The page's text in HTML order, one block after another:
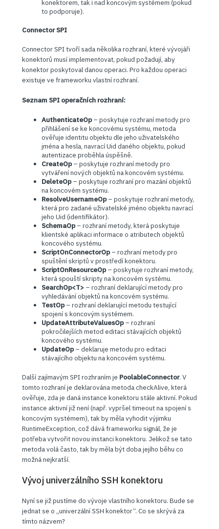
konektorem, tak i nad koncovým systémem (pokud
to podporuje).
Connector SPI
Connector SPI tvoří sada několika rozhraní, které vývojáři
konektorů musí implementovat, pokud požadují, aby
konektor poskytoval danou operaci. Pro každou operaci
existuje ve frameworku vlastní rozhraní.
Seznam SPI operačních rozhraní:
AuthenticateOp– poskytuje rozhraní metody pro
přihlášení se ke koncovému systému, metoda
ověřuje identitu objektu dle jeho uživatelského
jména a hesla, navrací Uid daného objektu, pokud
autentizace proběhla úspěšně.
CreateOp– poskytuje rozhraní metody pro
vytváření nových objektů na koncovém systému.
DeleteOp– poskytuje rozhraní pro mazání objektů
na koncovém systému.
ResolveUsernameOp– poskytuje rozhraní metody,
která pro zadané uživatelské jméno objektu navrací
jeho Uid (identifikátor).
SchemaOp– rozhraní metody, která poskytuje
klientské aplikaci informace o atributech objektů
koncového systému.
ScriptOnConnectorOp– rozhraní metody pro
spuštění skriptů v prostředí konektoru.
ScriptOnResourceOp– poskytuje rozhraní metody,
která spouští skripty na koncovém systému.
SearchOp<T> – rozhraní deklarující metody pro
vyhledávání objektů na koncovém systému.
TestOp– rozhraní deklarující metodu testující
spojení s koncovým systémem.
UpdateAttributeValuesOp– rozhraní
pokročilejších metod editaci stávajících objektů
koncového systému.
UpdateOp– deklaruje metodu pro editaci
stávajícího objektu na koncovém systému.
Další zajímavým SPI rozhraním je PoolableConnector. V
tomto rozhraní je deklarována metoda checkAlive, která
ověřuje, zda je daná instance konektoru stále aktivní. Pokud
instance aktivní již není (např. vypršel timeout na spojení s
koncovým systémem), tak by měla vyhodit výjimku
RuntimeException, což dává frameworku signál, že je
potřeba vytvořit novou instanci konektoru. Jelikož se tato
metoda volá často, tak by měla být doba jejího běhu co
možná nejkratší.
Vývoj univerzálního SSH konektoru
Nyní se již pustíme do vývoje vlastního konektoru. Bude se
jednat se o „univerzální SSH konektor“. Co se skrývá za
tímto názvem?